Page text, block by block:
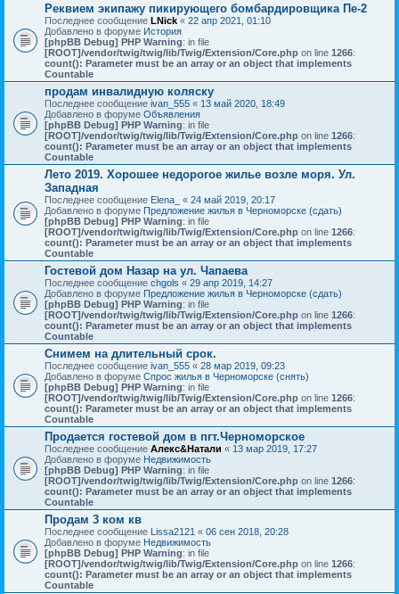
Реквием экипажу пикирующего бомбардировщика Пе-2
Последнее сообщение LNick « 22 апр 2021, 01:10
Добавлено в форуме История
[phpBB Debug] PHP Warning: in file
[ROOT]/vendor/twig/twig/lib/Twig/Extension/Core.php on line 1266:
count(): Parameter must be an array or an object that implements
Countable
продам инвалидную коляску
Последнее сообщение ivan_555 « 13 май 2020, 18:49
Добавлено в форуме Объявления
[phpBB Debug] PHP Warning: in file
[ROOT]/vendor/twig/twig/lib/Twig/Extension/Core.php on line 1266:
count(): Parameter must be an array or an object that implements
Countable
Лето 2019. Хорошее недорогое жилье возле моря. Ул.
Западная
Последнее сообщение Elena_ « 24 май 2019, 20:17
Добавлено в форуме Предложение жилья в Черноморске (сдать)
[phpBB Debug] PHP Warning: in file
[ROOT]/vendor/twig/twig/lib/Twig/Extension/Core.php on line 1266:
count(): Parameter must be an array or an object that implements
Countable
Гостевой дом Назар на ул. Чапаева
Последнее сообщение chgols « 29 апр 2019, 14:27
Добавлено в форуме Предложение жилья в Черноморске (сдать)
[phpBB Debug] PHP Warning: in file
[ROOT]/vendor/twig/twig/lib/Twig/Extension/Core.php on line 1266:
count(): Parameter must be an array or an object that implements
Countable
Снимем на длительный срок.
Последнее сообщение ivan_555 « 28 мар 2019, 09:23
Добавлено в форуме Спрос жилья в Черноморске (снять)
[phpBB Debug] PHP Warning: in file
[ROOT]/vendor/twig/twig/lib/Twig/Extension/Core.php on line 1266:
count(): Parameter must be an array or an object that implements
Countable
Продается гостевой дом в пгт.Черноморское
Последнее сообщение Алекс&Натали « 13 мар 2019, 17:27
Добавлено в форуме Недвижимость
[phpBB Debug] PHP Warning: in file
[ROOT]/vendor/twig/twig/lib/Twig/Extension/Core.php on line 1266:
count(): Parameter must be an array or an object that implements
Countable
Продам 3 ком кв
Последнее сообщение Lissa2121 « 06 сен 2018, 20:28
Добавлено в форуме Недвижимость
[phpBB Debug] PHP Warning: in file
[ROOT]/vendor/twig/twig/lib/Twig/Extension/Core.php on line 1266:
count(): Parameter must be an array or an object that implements
Countable